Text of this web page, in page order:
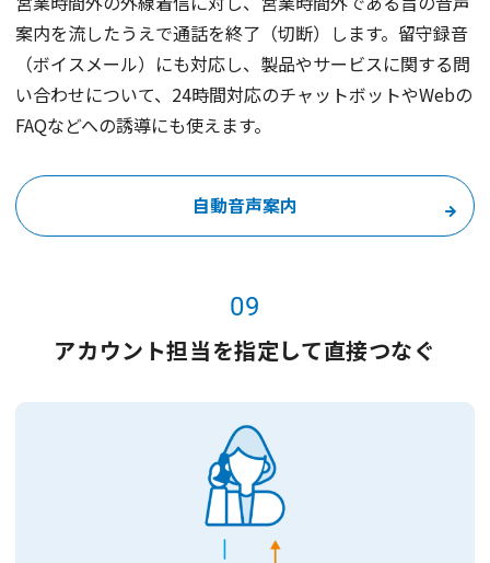
案内を流したうえで通話を終了（切断）します。留守録音
（ボイスメール）にも対応し、製品やサービスに関する問
い合わせについて、24時間対応のチャットボットやWebの
FAQなどへの誘導にも使えます。
自動音声案内
09
アカウント担当を指定して直接つなぐ